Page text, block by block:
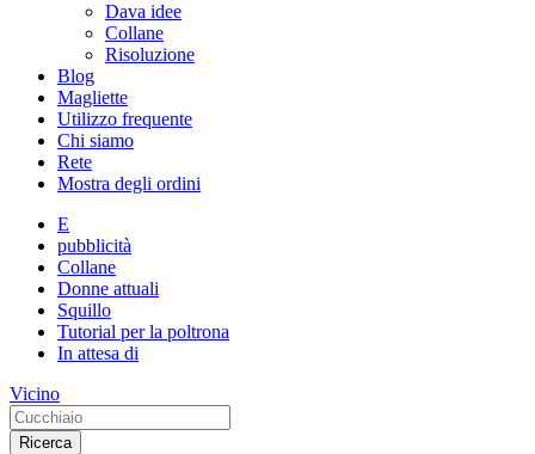
Dava idee
Collane
Risoluzione
Blog
Magliette
Utilizzo frequente
Chi siamo
Rete
Mostra degli ordini
E
pubblicità
Collane
Donne attuali
Squillo
Tutorial per la poltrona
In attesa di
Vicino
Ricerca